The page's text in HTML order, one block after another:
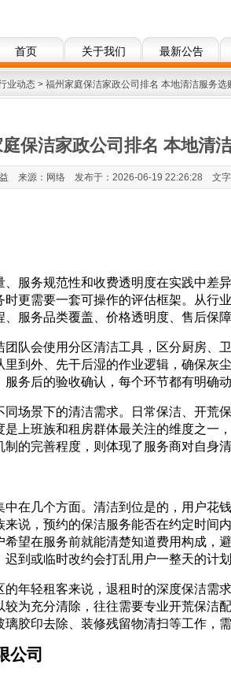
首页 关于我们 最新公告
业动态 > 福州家庭保洁家政公司排名 本地清洁服务选
保洁家政公司排名 本地清
来源：网络 发布于：2026-06-19 22:26:28 文字
服务规范性和收费透明度在实践中差
更需要一套可操作的评估框架。从行
服务品类覆盖、价格透明度、售后保障
队会使用分区清洁工具，区分厨房、
到外、先干后湿的作业逻辑，确保灰
务后的验收确认，每个环节都有明确
场景下的清洁需求。日常保洁、开荒
上班族和租房群体最关注的维度之一
的完善程度，则体现了服务商对自身
在几个方面。清洁到位是的，用户花
说，预约的保洁服务能否在约定时间
望在服务前就能清楚知道费用构成，
到或临时改约会打乱用户一整天的计划
年轻租客来说，退租时的深度保洁需
为充分清除，往往需要专业开荒保洁
胶印去除、装修残留物清扫等工作，
公司